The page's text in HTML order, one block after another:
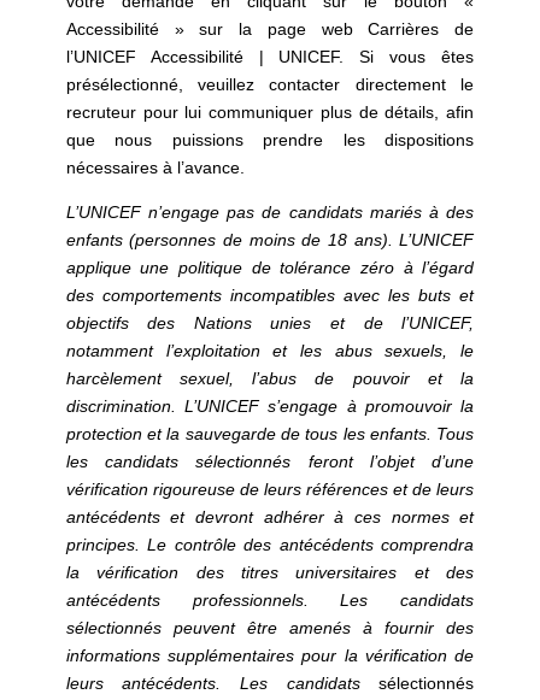
Accessibilité » sur la page web Carrières de
l’UNICEF Accessibilité | UNICEF. Si vous êtes
présélectionné, veuillez contacter directement le
recruteur pour lui communiquer plus de détails, afin
que nous puissions prendre les dispositions
nécessaires à l’avance.
L’UNICEF n’engage pas de candidats mariés à des
enfants (personnes de moins de 18 ans). L’UNICEF
applique une politique de tolérance zéro à l’égard
des comportements incompatibles avec les buts et
objectifs des Nations unies et de l’UNICEF,
notamment l’exploitation et les abus sexuels, le
harcèlement sexuel, l’abus de pouvoir et la
discrimination. L’UNICEF s’engage à promouvoir la
protection et la sauvegarde de tous les enfants. Tous
les candidats sélectionnés feront l’objet d’une
vérification rigoureuse de leurs références et de leurs
antécédents et devront adhérer à ces normes et
principes. Le contrôle des antécédents comprendra
la vérification des titres universitaires et des
antécédents professionnels. Les candidats
sélectionnés peuvent être amenés à fournir des
informations supplémentaires pour la vérification de
leurs antécédents. Les candidatssélectionnés